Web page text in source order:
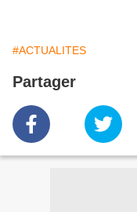
#ACTUALITES
Partager